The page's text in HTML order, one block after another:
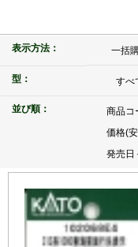
表示方法： 一括
型： すべ
並び順： 商品コ
価格(
発売日